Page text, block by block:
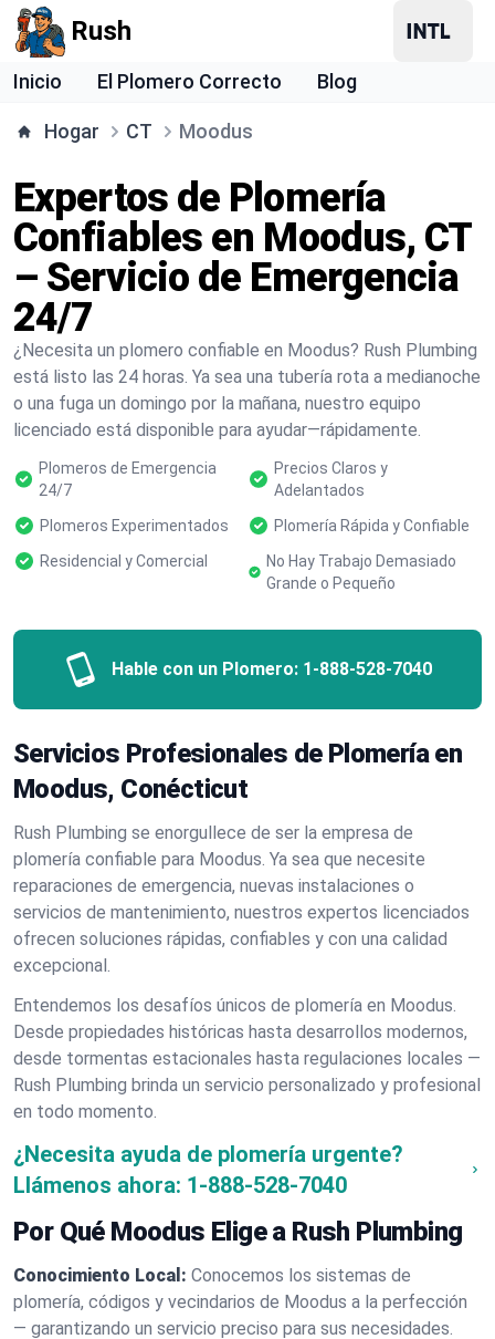
Rush
Inicio El Plomero Correcto Blog
Hogar CT Moodus
Expertos de Plomería
Confiables en Moodus, CT
– Servicio de Emergencia
24/7
¿Necesita un plomero confiable en Moodus? Rush Plumbing
está listo las 24 horas. Ya sea una tubería rota a medianoche
o una fuga un domingo por la mañana, nuestro equipo
licenciado está disponible para ayudar—rápidamente.
Plomeros de Emergencia
24/7
Precios Claros y
Adelantados
Plomeros Experimentados
Plomería Rápida y Confiable
Residencial y Comercial
No Hay Trabajo Demasiado
Grande o Pequeño
Hable con un Plomero: 1-888-528-7040
Servicios Profesionales de Plomería en
Moodus, Conécticut
Rush Plumbing se enorgullece de ser la empresa de
plomería confiable para Moodus. Ya sea que necesite
reparaciones de emergencia, nuevas instalaciones o
servicios de mantenimiento, nuestros expertos licenciados
ofrecen soluciones rápidas, confiables y con una calidad
excepcional.
Entendemos los desafíos únicos de plomería en Moodus.
Desde propiedades históricas hasta desarrollos modernos,
desde tormentas estacionales hasta regulaciones locales —
Rush Plumbing brinda un servicio personalizado y profesional
en todo momento.
¿Necesita ayuda de plomería urgente?
Llámenos ahora: 1-888-528-7040
Por Qué Moodus Elige a Rush Plumbing
Conocimiento Local: Conocemos los sistemas de
plomería, códigos y vecindarios de Moodus a la perfección
— garantizando un servicio preciso para sus necesidades.